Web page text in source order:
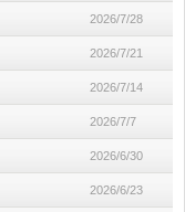
2026/7/28
2026/7/21
2026/7/14
2026/7/7
2026/6/30
2026/6/23